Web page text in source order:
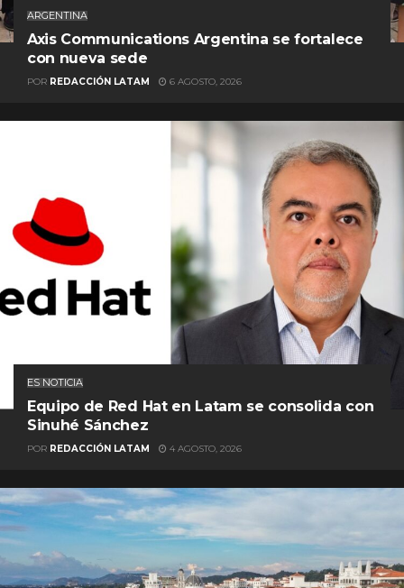
ARGENTINA
Axis Communications Argentina se fortalece
con nueva sede
POR REDACCIÓN LATAM 6 AGOSTO, 2026
ES NOTICIA
Equipo de Red Hat en Latam se consolida con
Sinuhé Sánchez
POR REDACCIÓN LATAM 4 AGOSTO, 2026